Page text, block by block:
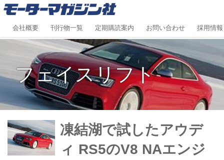
会社概要 刊行物一覧 定期購読案内 お問い合わせ 採用情報
フェイスリフト
凍結湖で試したアウデ
ィ RS5のV8 NAエンジ